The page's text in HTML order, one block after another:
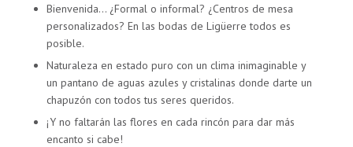
Bienvenida… ¿Formal o informal? ¿Centros de mesa
personalizados? En las bodas de Ligüerre todos es
posible.
Naturaleza en estado puro con un clima inimaginable y
un pantano de aguas azules y cristalinas donde darte un
chapuzón con todos tus seres queridos.
¡Y no faltarán las flores en cada rincón para dar más
encanto si cabe!